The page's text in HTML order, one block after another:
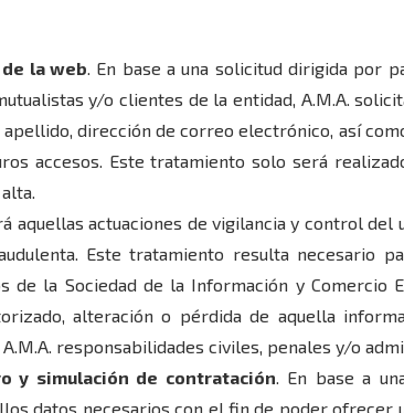
la web. En base a una solicitud dirigida por
y/o clientes de la entidad, A.M.A.
dirección de correo electrónico, así
accesos. Este tratamiento solo será
aquellas actuaciones de vigilancia y control del
Este tratamiento resulta necesario
de la Sociedad de la Información y Comercio
alteración o pérdida de aquella
responsabilidades civiles, penales y/o
y simulación de contratación. En base a
datos necesarios con el fin de poder ofrecer